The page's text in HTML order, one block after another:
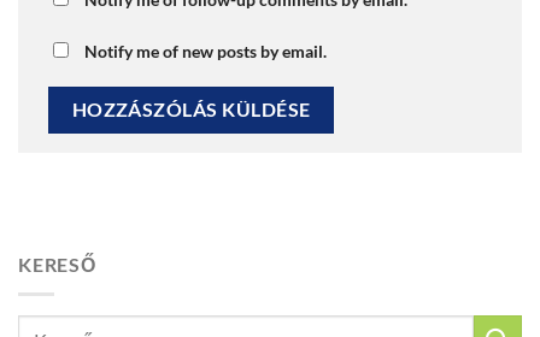
Notify me of new posts by email.
KERESŐ